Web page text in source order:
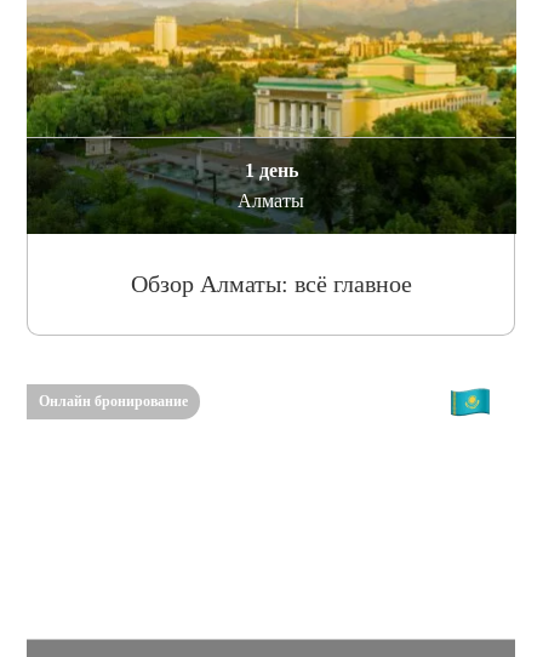
1 день
Алматы
Обзор Алматы: всё главное
Онлайн бронирование